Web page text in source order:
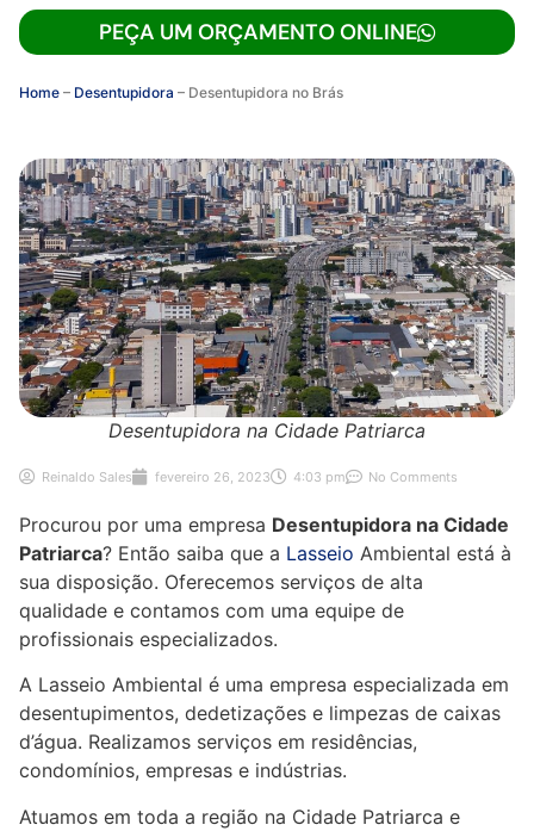
PEÇA UM ORÇAMENTO ONLINE
Home – Desentupidora – Desentupidora no Brás
Desentupidora na Cidade Patriarca
Reinaldo Sales fevereiro 26, 2023 4:03 pm No Comments
Procurou por uma empresa Desentupidora na Cidade
Patriarca? Então saiba que a Lasseio Ambiental está à
sua disposição. Oferecemos serviços de alta
qualidade e contamos com uma equipe de
profissionais especializados.
A Lasseio Ambiental é uma empresa especializada em
desentupimentos, dedetizações e limpezas de caixas
d’água. Realizamos serviços em residências,
condomínios, empresas e indústrias.
Atuamos em toda a região na Cidade Patriarca e